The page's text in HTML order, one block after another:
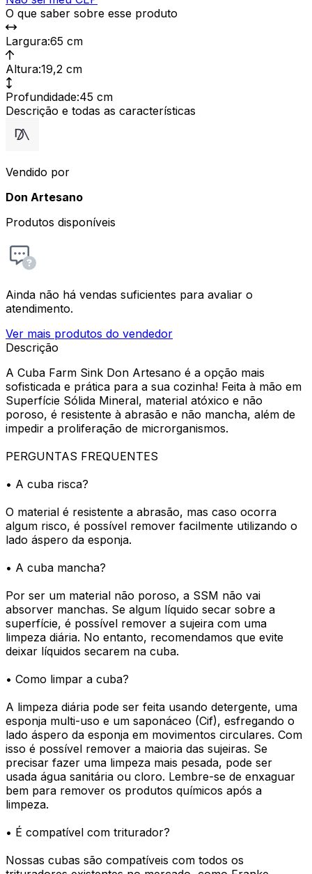
O que saber sobre esse produto
Largura:65 cm
Altura:19,2 cm
Profundidade:45 cm
Descrição e todas as características
Vendido por
Don Artesano
Produtos disponíveis
Ainda não há vendas suficientes para avaliar o
atendimento.
Ver mais produtos do vendedor
Descrição
A Cuba Farm Sink Don Artesano é a opção mais
sofisticada e prática para a sua cozinha! Feita à mão em
Superfície Sólida Mineral, material atóxico e não
poroso, é resistente à abrasão e não mancha, além de
impedir a proliferação de microrganismos.
PERGUNTAS FREQUENTES
• A cuba risca?
O material é resistente a abrasão, mas caso ocorra
algum risco, é possível remover facilmente utilizando o
lado áspero da esponja.
• A cuba mancha?
Por ser um material não poroso, a SSM não vai
absorver manchas. Se algum líquido secar sobre a
superfície, é possível remover a sujeira com uma
limpeza diária. No entanto, recomendamos que evite
deixar líquidos secarem na cuba.
• Como limpar a cuba?
A limpeza diária pode ser feita usando detergente, uma
esponja multi-uso e um saponáceo (Cif), esfregando o
lado áspero da esponja em movimentos circulares. Com
isso é possível remover a maioria das sujeiras. Se
precisar fazer uma limpeza mais pesada, pode ser
usada água sanitária ou cloro. Lembre-se de enxaguar
bem para remover os produtos químicos após a
limpeza.
• É compatível com triturador?
Nossas cubas são compatíveis com todos os